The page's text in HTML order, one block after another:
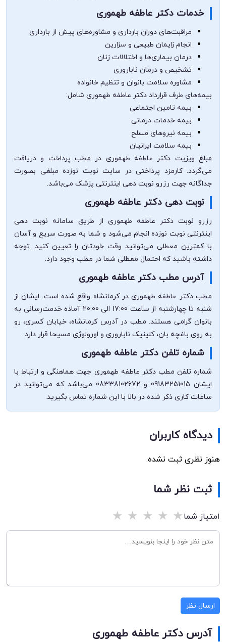
خدمات دکتر عاطفه طهموری
مراقبت‌های دوران بارداری و مشاوره‌های پیش از بارداری
انجام زایمان طبیعی و سزارین
درمان بیماری‌ها و اختلالات زنان
تشخیص و درمان ناباروری
مشاوره سلامت بانوان و تنظیم خانواده
بیمه‌های طرف قرارداد دکتر عاطفه طهموری شامل:
بیمه تامین اجتماعی
بیمه خدمات درمانی
بیمه نیروهای مسلح
بیمه سلامت ایرانیان
مبلغ ویزیت دکتر عاطفه طهموری در مطب پرداخت و دریافت
می‌گردد. کارمزد پرداختی در سایت نوبت نوزده مبلغی بصورت
جداگانه جهت رزرو نوبت دهی اینترنتی پزشک می‌باشد.
نوبت دهی دکتر عاطفه طهموری
رزرو نوبت دکتر عاطفه طهموری از طریق سامانه نوبت دهی
اینترنتی نوبت نوزده انجام می‌شود و شما به صورت سریع و آسان
با کمترین معطلی می‌توانید وقت خودتان را تعیین کنید. توجه
داشته باشید که احتمال معطلی شما در مطب وجود دارد.
آدرس مطب دکتر عاطفه طهموری
مطب دکتر عاطفه طهموری در کرمانشاه واقع شده است. ایشان از
شنبه تا چهارشنبه از ساعت 17:00 الی 20:00 آماده خدمت‌رسانی به
بانوان گرامی هستند. مطب در آدرس کرمانشاه، خیابان کسری، رو
به روی باغچه بان، کلینیک ناباروری و اورولوژی مسیحا قرار دارد.
شماره تلفن دکتر عاطفه طهموری
شماره تلفن مطب دکتر عاطفه طهموری جهت هماهنگی و ارتباط با
ایشان 09183251015 و 08338102672 می‌باشد که می‌توانید در
ساعات کاری ذکر شده در بالا با این شماره تماس بگیرید.
دیدگاه کاربران
هنوز نظری ثبت نشده.
ثبت نظر شما
امتیاز شما★
★
★
★
★
ارسال نظر
آدرس دکتر عاطفه طهموری